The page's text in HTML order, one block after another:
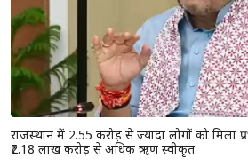
राजस्थान में 2.55 करोड़ से ज्यादा लोगों को मिला
₹2.18 लाख करोड़ से अधिक ऋण स्वीकृत